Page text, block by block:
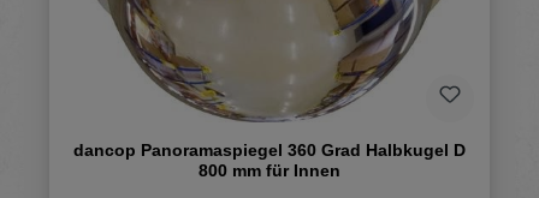
dancop Panoramaspiegel 360 Grad Halbkugel D
800 mm für Innen